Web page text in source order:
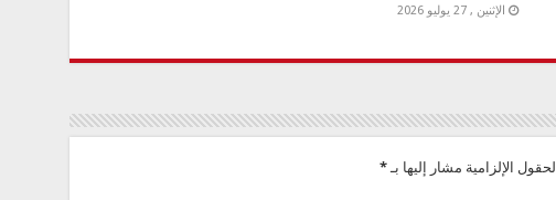
الإثنين , 27 يوليو 2026
الحقول الإلزامية مشار إليها بـ*